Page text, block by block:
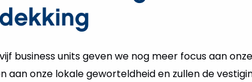
business units geven we nog meer focus aan
aan onze lokale geworteldheid en zullen de